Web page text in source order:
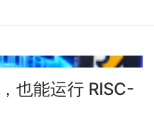
也能运行 RISC-